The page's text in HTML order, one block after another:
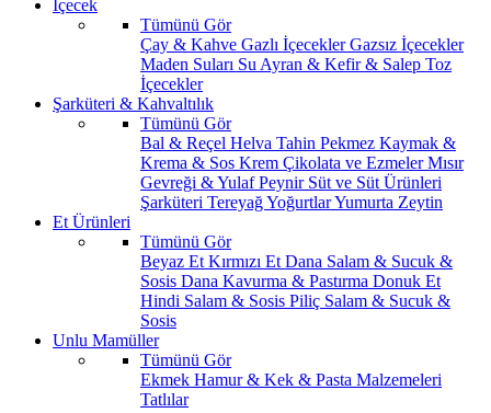
İçecek
Tümünü Gör
Çay & Kahve Gazlı İçeceklerGazsız İçecekler
Maden Suları Su Ayran & Kefir & Salep Toz
İçecekler
Şarküteri & Kahvaltılık
Tümünü Gör
Bal & Reçel Helva Tahin Pekmez Kaymak &
Krema & Sos Krem Çikolata ve EzmelerMısır
Gevreği & YulafPeynir Süt ve Süt Ürünleri
Şarküteri TereyağYoğurtlarYumurta Zeytin
Et Ürünleri
Tümünü Gör
Beyaz Et Kırmızı Et Dana Salam & Sucuk &
Sosis Dana Kavurma & Pastırma Donuk Et
Hindi Salam & Sosis Piliç Salam & Sucuk &
Sosis
Unlu Mamüller
Tümünü Gör
Ekmek Hamur & Kek & Pasta Malzemeleri
Tatlılar